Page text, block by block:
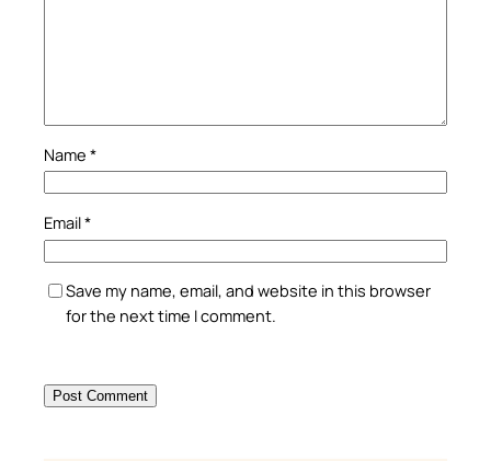
Name *
Email*
Save my name, email, and website in this browser
for the next time I comment.